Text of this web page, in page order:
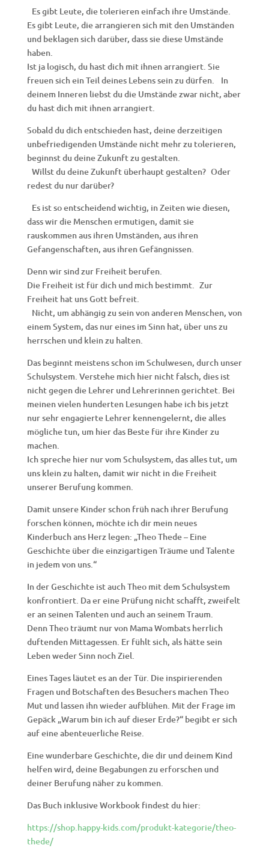
Es gibt Leute, die tolerieren einfach ihre Umstände.
Es gibt Leute, die arrangieren sich mit den Umständen
und beklagen sich darüber, dass sie diese Umstände
haben.
Ist ja logisch, du hast dich mit ihnen arrangiert. Sie
freuen sich ein Teil deines Lebens sein zu dürfen. In
deinem Inneren liebst du die Umstände zwar nicht, aber
du hast dich mit ihnen arrangiert.
Sobald du dich entschieden hast, deine derzeitigen
unbefriedigenden Umstände nicht mehr zu tolerieren,
beginnst du deine Zukunft zu gestalten.
Willst du deine Zukunft überhaupt gestalten? Oder
redest du nur darüber?
Es ist so entscheidend wichtig, in Zeiten wie diesen,
dass wir die Menschen ermutigen, damit sie
rauskommen aus ihren Umständen, aus ihren
Gefangenschaften, aus ihren Gefängnissen.
Denn wir sind zur Freiheit berufen.
Die Freiheit ist für dich und mich bestimmt. Zur
Freiheit hat uns Gott befreit.
Nicht, um abhängig zu sein von anderen Menschen, von
einem System, das nur eines im Sinn hat, über uns zu
herrschen und klein zu halten.
Das beginnt meistens schon im Schulwesen, durch unser
Schulsystem. Verstehe mich hier nicht falsch, dies ist
nicht gegen die Lehrer und Lehrerinnen gerichtet. Bei
meinen vielen hunderten Lesungen habe ich bis jetzt
nur sehr engagierte Lehrer kennengelernt, die alles
mögliche tun, um hier das Beste für ihre Kinder zu
machen.
Ich spreche hier nur vom Schulsystem, das alles tut, um
uns klein zu halten, damit wir nicht in die Freiheit
unserer Berufung kommen.
Damit unsere Kinder schon früh nach ihrer Berufung
forschen können, möchte ich dir mein neues
Kinderbuch ans Herz legen: „Theo Thede – Eine
Geschichte über die einzigartigen Träume und Talente
in jedem von uns.“
In der Geschichte ist auch Theo mit dem Schulsystem
konfrontiert. Da er eine Prüfung nicht schafft, zweifelt
er an seinen Talenten und auch an seinem Traum.
Denn Theo träumt nur von Mama Wombats herrlich
duftenden Mittagessen. Er fühlt sich, als hätte sein
Leben weder Sinn noch Ziel.
Eines Tages läutet es an der Tür. Die inspirierenden
Fragen und Botschaften des Besuchers machen Theo
Mut und lassen ihn wieder aufblühen. Mit der Frage im
Gepäck „Warum bin ich auf dieser Erde?“ begibt er sich
auf eine abenteuerliche Reise.
Eine wunderbare Geschichte, die dir und deinem Kind
helfen wird, deine Begabungen zu erforschen und
deiner Berufung näher zu kommen.
Das Buch inklusive Workbook findest du hier:
https://shop.happy-kids.com/produkt-kategorie/theo-
thede/